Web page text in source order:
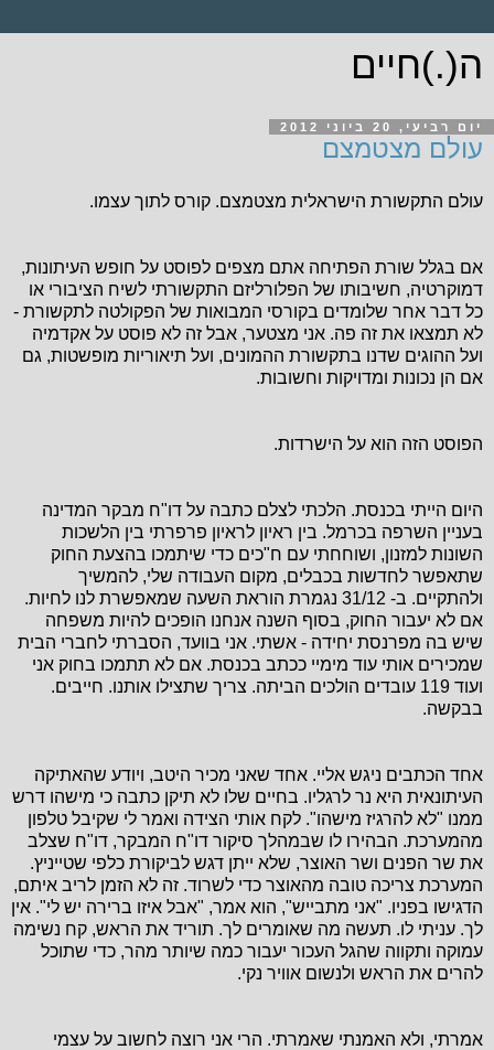
ה(.)חיים
יום רביעי, 20 ביוני 2012
עולם מצטמצם
עולם התקשורת הישראלית מצטמצם. קורס לתוך עצמו.
אם בגלל שורת הפתיחה אתם מצפים לפוסט על חופש העיתונות,
דמוקרטיה, חשיבותו של הפלורליזם התקשורתי לשיח הציבורי או
כל דבר אחר שלומדים בקורסי המבואות של הפקולטה לתקשורת -
לא תמצאו את זה פה. אני מצטער, אבל זה לא פוסט על אקדמיה
ועל ההוגים שדנו בתקשורת ההמונים, ועל תיאוריות מופשטות, גם
אם הן נכונות ומדויקות וחשובות.
הפוסט הזה הוא על הישרדות.
היום הייתי בכנסת. הלכתי לצלם כתבה על דו"ח מבקר המדינה
בעניין השרפה בכרמל. בין ראיון לראיון פרפרתי בין הלשכות
השונות למזנון, ושוחחתי עם ח"כים כדי שיתמכו בהצעת החוק
שתאפשר לחדשות בכבלים, מקום העבודה שלי, להמשיך
ולהתקיים. ב- 31/12 נגמרת הוראת השעה שמאפשרת לנו לחיות.
אם לא יעבור החוק, בסוף השנה אנחנו הופכים להיות משפחה
שיש בה מפרנסת יחידה - אשתי. אני בוועד, הסברתי לחברי הבית
שמכירים אותי עוד מימיי ככתב בכנסת. אם לא תתמכו בחוק אני
ועוד 119 עובדים הולכים הביתה. צריך שתצילו אותנו. חייבים.
בבקשה.
אחד הכתבים ניגש אליי. אחד שאני מכיר היטב, ויודע שהאתיקה
העיתונאית היא נר לרגליו. בחיים שלו לא תיקן כתבה כי מישהו דרש
ממנו "לא להרגיז מישהו". לקח אותי הצידה ואמר לי שקיבל טלפון
מהמערכת. הבהירו לו שבמהלך סיקור דו"ח המבקר, דו"ח שצלב
את שר הפנים ושר האוצר, שלא ייתן דגש לביקורת כלפי שטייניץ.
המערכת צריכה טובה מהאוצר כדי לשרוד. זה לא הזמן לריב איתם,
הדגישו בפניו. "אני מתבייש", הוא אמר, "אבל איזו ברירה יש לי". אין
לך. עניתי לו. תעשה מה שאומרים לך. תוריד את הראש, קח נשימה
עמוקה ותקווה שהגל העכור יעבור כמה שיותר מהר, כדי שתוכל
להרים את הראש ולנשום אוויר נקי.
אמרתי, ולא האמנתי שאמרתי. הרי אני רוצה לחשוב על עצמי